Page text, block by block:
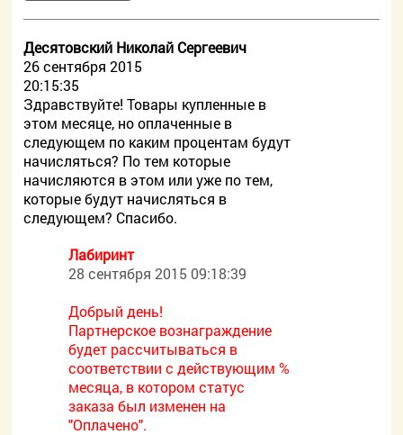
Десятовский Николай Сергеевич
26 сентября 2015
20:15:35
Здравствуйте! Товары купленные в
этом месяце, но оплаченные в
следующем по каким процентам будут
начисляться? По тем которые
начисляются в этом или уже по тем,
которые будут начисляться в
следующем? Спасибо.
Лабиринт
28 сентября 2015 09:18:39
Добрый день!
Партнерское вознаграждение
будет рассчитываться в
соответствии с действующим %
месяца, в котором статус
заказа был изменен на
"Оплачено".